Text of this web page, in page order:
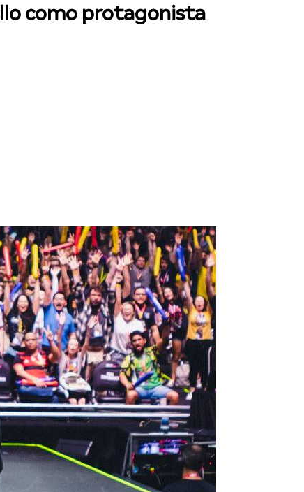
como protagonista